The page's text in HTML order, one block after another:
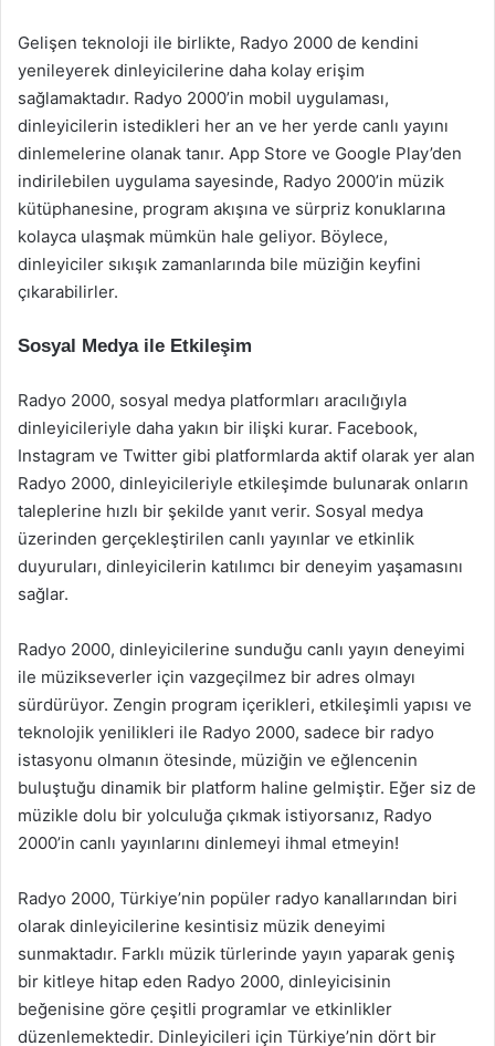
Gelişen teknoloji ile birlikte, Radyo 2000 de kendini
yenileyerek dinleyicilerine daha kolay erişim
sağlamaktadır. Radyo 2000’in mobil uygulaması,
dinleyicilerin istedikleri her an ve her yerde canlı yayını
dinlemelerine olanak tanır. App Store ve Google Play’den
indirilebilen uygulama sayesinde, Radyo 2000’in müzik
kütüphanesine, program akışına ve sürpriz konuklarına
kolayca ulaşmak mümkün hale geliyor. Böylece,
dinleyiciler sıkışık zamanlarında bile müziğin keyfini
çıkarabilirler.
Sosyal Medya ile Etkileşim
Radyo 2000, sosyal medya platformları aracılığıyla
dinleyicileriyle daha yakın bir ilişki kurar. Facebook,
Instagram ve Twitter gibi platformlarda aktif olarak yer alan
Radyo 2000, dinleyicileriyle etkileşimde bulunarak onların
taleplerine hızlı bir şekilde yanıt verir. Sosyal medya
üzerinden gerçekleştirilen canlı yayınlar ve etkinlik
duyuruları, dinleyicilerin katılımcı bir deneyim yaşamasını
sağlar.
Radyo 2000, dinleyicilerine sunduğu canlı yayın deneyimi
ile müzikseverler için vazgeçilmez bir adres olmayı
sürdürüyor. Zengin program içerikleri, etkileşimli yapısı ve
teknolojik yenilikleri ile Radyo 2000, sadece bir radyo
istasyonu olmanın ötesinde, müziğin ve eğlencenin
buluştuğu dinamik bir platform haline gelmiştir. Eğer siz de
müzikle dolu bir yolculuğa çıkmak istiyorsanız, Radyo
2000’in canlı yayınlarını dinlemeyi ihmal etmeyin!
Radyo 2000, Türkiye’nin popüler radyo kanallarından biri
olarak dinleyicilerine kesintisiz müzik deneyimi
sunmaktadır. Farklı müzik türlerinde yayın yaparak geniş
bir kitleye hitap eden Radyo 2000, dinleyicisinin
beğenisine göre çeşitli programlar ve etkinlikler
düzenlemektedir. Dinleyicileri için Türkiye’nin dört bir